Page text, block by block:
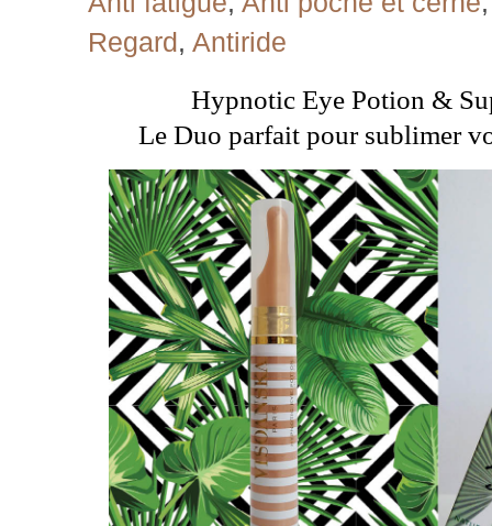
Regard, Antiride
Hypnotic Eye Potion &
Le Duo parfait pour sublimer